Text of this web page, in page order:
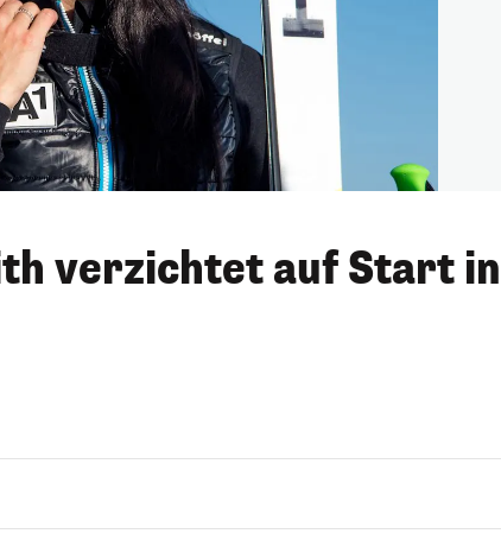
verzichtet auf Start in